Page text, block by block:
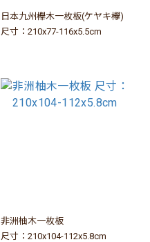
日本九州櫸木一枚板(ケヤキ欅)
尺寸：210x77-116x5.5cm
非洲柚木一枚板
尺寸：210x104-112x5.8cm